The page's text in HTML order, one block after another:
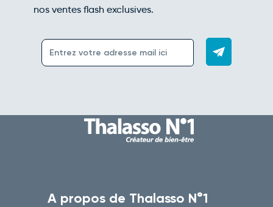
nos ventes flash exclusives.
A propos de Thalasso N°1